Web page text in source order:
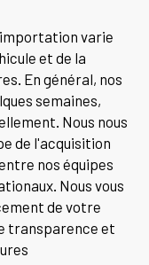
varie
et de la
En général, nos
semaines,
Nous nous
de l'acquisition
nos équipes
Nous vous
de votre
transparence et